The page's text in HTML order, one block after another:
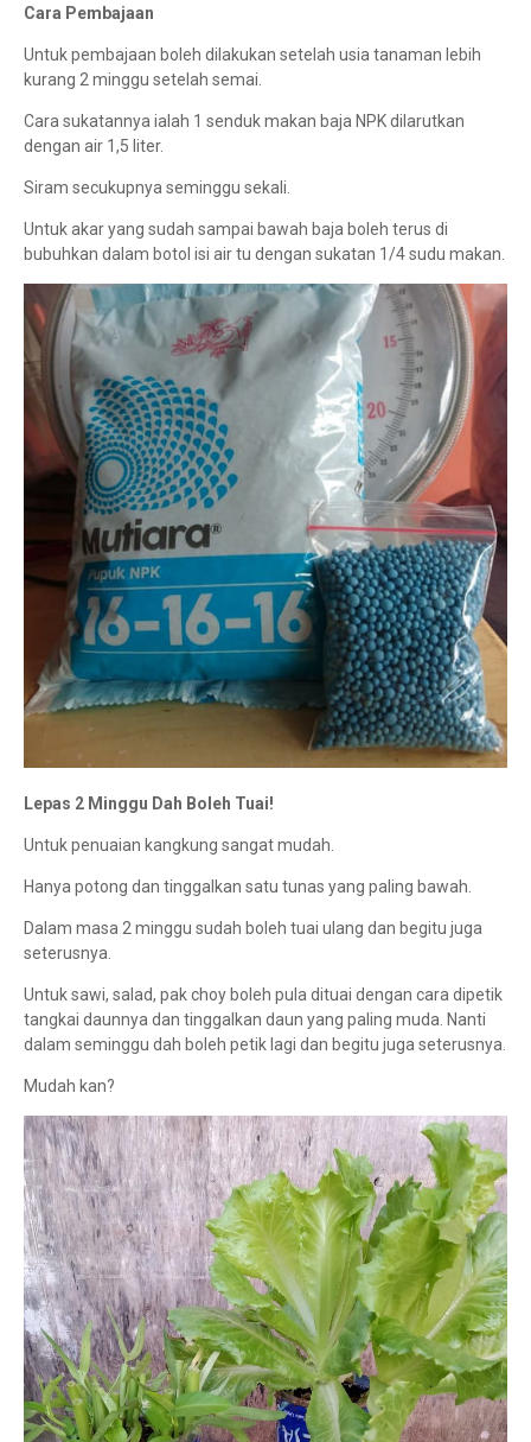
Cara Pembajaan
Untuk pembajaan boleh dilakukan setelah usia tanaman lebih
kurang 2 minggu setelah semai.
Cara sukatannya ialah 1 senduk makan baja NPK dilarutkan
dengan air 1,5 liter.
Siram secukupnya seminggu sekali.
Untuk akar yang sudah sampai bawah baja boleh terus di
bubuhkan dalam botol isi air tu dengan sukatan 1/4 sudu makan.
Lepas 2 Minggu Dah Boleh Tuai!
Untuk penuaian kangkung sangat mudah.
Hanya potong dan tinggalkan satu tunas yang paling bawah.
Dalam masa 2 minggu sudah boleh tuai ulang dan begitu juga
seterusnya.
Untuk sawi, salad, pak choy boleh pula dituai dengan cara dipetik
tangkai daunnya dan tinggalkan daun yang paling muda. Nanti
dalam seminggu dah boleh petik lagi dan begitu juga seterusnya.
Mudah kan?